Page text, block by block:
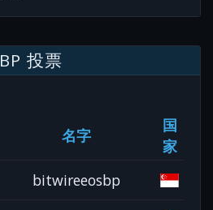
BP 投票
名字
国
家
bitwireeosbp